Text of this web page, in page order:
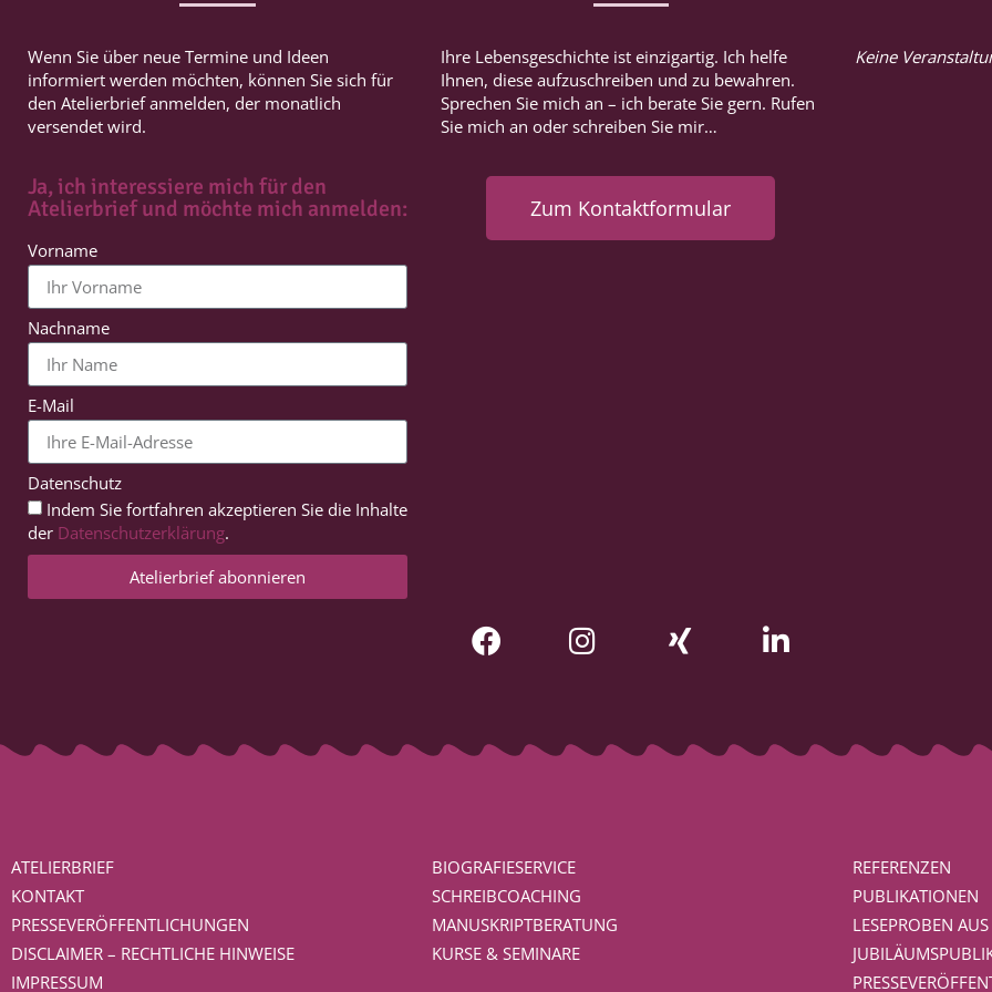
Wenn Sie über neue Termine und Ideen
informiert werden möchten, können Sie sich für
den Atelierbrief anmelden, der monatlich
versendet wird.
Ja, ich interessiere mich für den
Atelierbrief und möchte mich anmelden:
Vorname
Nachname
E-Mail
Datenschutz
Indem Sie fortfahren akzeptieren Sie die Inhalte
der Datenschutzerklärung.
Atelierbrief abonnieren
Ihre Lebensgeschichte ist einzigartig. Ich helfe
Ihnen, diese aufzuschreiben und zu bewahren.
Sprechen Sie mich an – ich berate Sie gern. Rufen
Sie mich an oder schreiben Sie mir…
Zum Kontaktformular
Keine
ATELIERBRIEF
KONTAKT
PRESSEVERÖFFENTLICHUNGEN
DISCLAIMER – RECHTLICHE HINWEISE
IMPRESSUM
BIOGRAFIESERVICE
SCHREIBCOACHING
MANUSKRIPTBERATUNG
KURSE & SEMINARE
REFERENZEN
PUBLIKATIONEN
LESEPROBEN